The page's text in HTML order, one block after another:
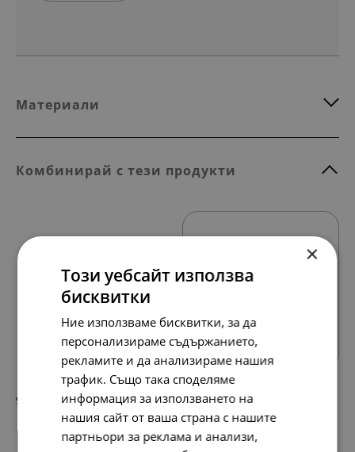
Материали
Комбинирай с тези продукти
97. 50.00 €
×
Този уебсайт използва
бисквитки
Ние използваме бисквитки, за да
персонализираме съдържанието,
рекламите и да анализираме нашия
трафик. Също така споделяме
информация за използването на
нашия сайт от ваша страна с нашите
партньори за реклама и анализи,